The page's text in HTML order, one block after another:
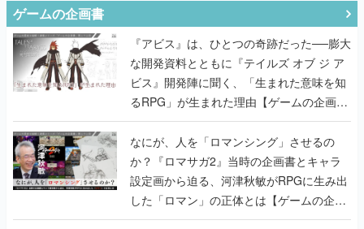
ゲームの企画書
『アビス』は、ひとつの奇跡だった──膨大
な開発資料とともに『テイルズ オブ ジ ア
ビス』開発陣に聞く、「生まれた意味を知
るRPG」が生まれた理由【ゲームの企画
書】
なにが、人を「ロマンシング」させるの
か？『ロマサガ2』当時の企画書とキャラ
設定画から迫る、河津秋敏がRPGに生み出
した「ロマン」の正体とは【ゲームの企画
書】